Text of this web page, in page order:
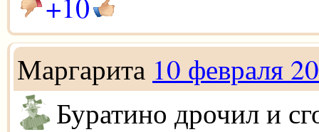
Маргарита 10 февраля
Буратино дрочил и